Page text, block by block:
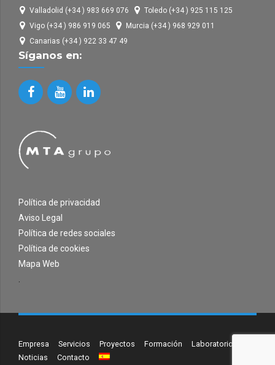
Valladolid (+34 ) 983 669 076
Toledo (+34 ) 925 115 125
Vigo (+34 ) 986 919 065
Murcia (+34 ) 968 929 011
Canarias (+34 ) 922 33 47 49
Síganos en:
Política de privacidad
Aviso Legal
Política de redes sociales
Política de cookies
Mapa Web
.
Empresa Servicios Proyectos Formación
Laboratorio
Noticias
Contacto